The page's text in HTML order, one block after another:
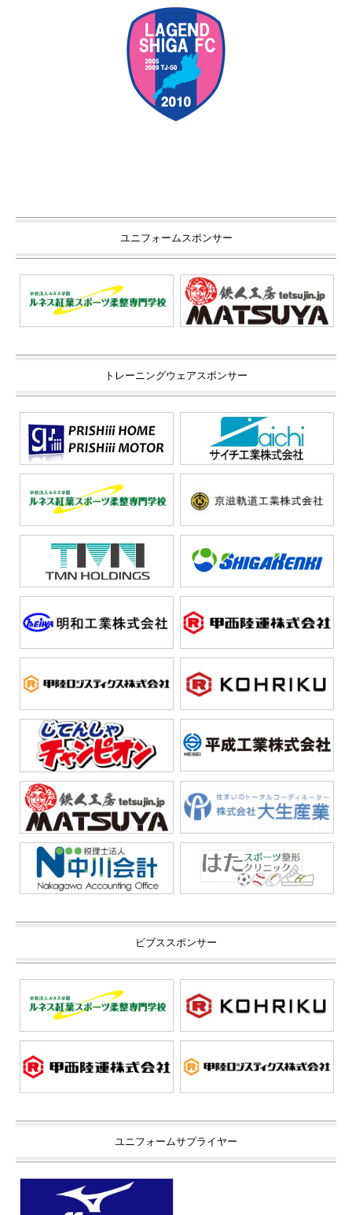
ユニフォームスポンサー
トレーニングウェアスポンサー
ビブススポンサー
ユニフォームサプライヤー